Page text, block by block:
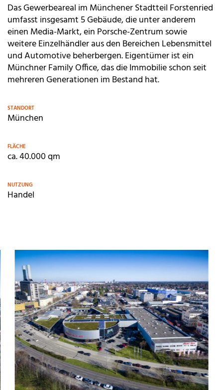
Das Gewerbeareal im Münchener Stadtteil Forstenried
umfasst insgesamt 5 Gebäude, die unter anderem
einen Media-Markt, ein Porsche-Zentrum sowie
weitere Einzelhändler aus den Bereichen Lebensmittel
und Automotive beherbergen. Eigentümer ist ein
Münchner Family Office, das die Immobilie schon seit
mehreren Generationen im Bestand hat.
STANDORT
München
FLÄCHE
ca. 40.000 qm
NUTZUNG
Handel
M
o
r
e